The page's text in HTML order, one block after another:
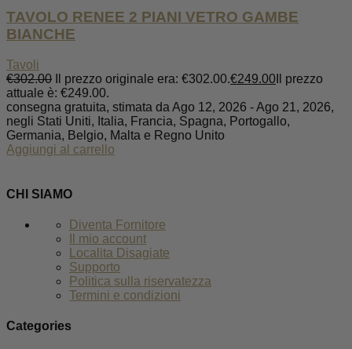
TAVOLO RENEE 2 PIANI VETRO GAMBE
BIANCHE
Tavoli
€302.00 Il prezzo originale era: €302.00.€249.00 Il prezzo
attuale è: €249.00.
consegna gratuita, stimata da Ago 12, 2026 - Ago 21, 2026,
negli Stati Uniti, Italia, Francia, Spagna, Portogallo,
Germania, Belgio, Malta e Regno Unito
Aggiungi al carrello
CHI SIAMO
Diventa Fornitore
Il mio account
Localita Disagiate
Supporto
Politica sulla riservatezza
Termini e condizioni
Categories